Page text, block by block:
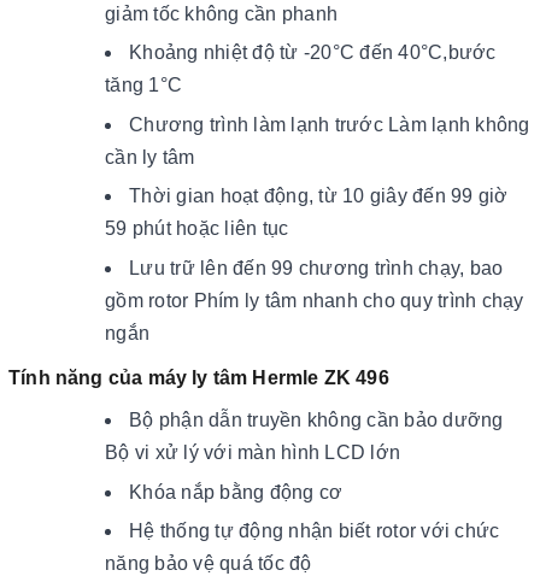
giảm tốc không cần phanh
Khoảng nhiệt độ từ -20°C đến 40°C,bước
tăng 1°C
Chương trình làm lạnh trước Làm lạnh không
cần ly tâm
Thời gian hoạt động, từ 10 giây đến 99 giờ
59 phút hoặc liên tục
Lưu trữ lên đến 99 chương trình chạy, bao
gồm rotor Phím ly tâm nhanh cho quy trình chạy
ngắn
Tính năng của máy ly tâm Hermle ZK 496
Bộ phận dẫn truyền không cần bảo dưỡng
Bộ vi xử lý với màn hình LCD lớn
Khóa nắp bằng động cơ
Hệ thống tự động nhận biết rotor với chức
năng bảo vệ quá tốc độ